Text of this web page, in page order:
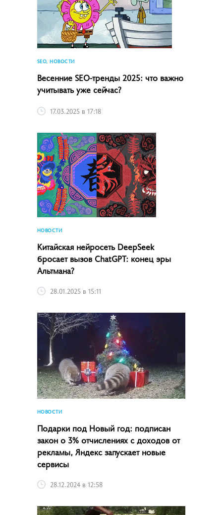
SEO, НОВОСТИ
Весенние SEO-тренды 2025: что важно
учитывать уже сейчас?
17.03.2025 в 17:18
НОВОСТИ
Китайская нейросеть DeepSeek
бросает вызов ChatGPT: конец эры
Альтмана?
28.01.2025 в 15:11
НОВОСТИ
Подарки под Новый год: подписан
закон о 3% отчислениях с доходов от
рекламы, Яндекс запускает новые
сервисы
28.12.2024 в 12:58